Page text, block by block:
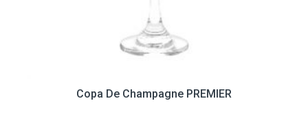
Copa De Champagne PREMIER